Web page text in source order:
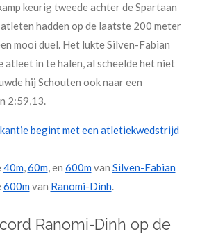
keurig tweede achter de Spartaan
hadden op de laatste 200 meter
mooi duel. Het lukte Silven-Fabian
atleet in te halen, al scheelde het niet
hij Schouten ook naar een
2:59,13.
begint met een atletiekwedstrijd
40m,60m, en 600m van Silven-Fabian
600m van Ranomi-Dinh.
Ranomi-Dinh op de